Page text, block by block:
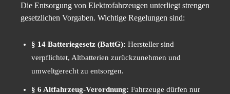
Die Entsorgung von Elektrofahrzeugen unterliegt strengen
gesetzlichen Vorgaben. Wichtige Regelungen sind:
§ 14 Batteriegesetz (BattG): Hersteller sind
verpflichtet, Altbatterien zurückzunehmen und
umweltgerecht zu entsorgen.
§ 6 Altfahrzeug-Verordnung: Fahrzeuge dürfen nur